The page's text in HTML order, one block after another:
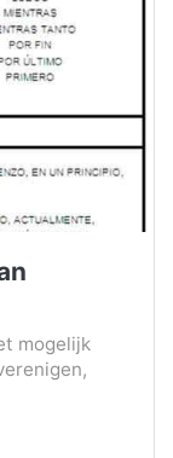
mogelijk